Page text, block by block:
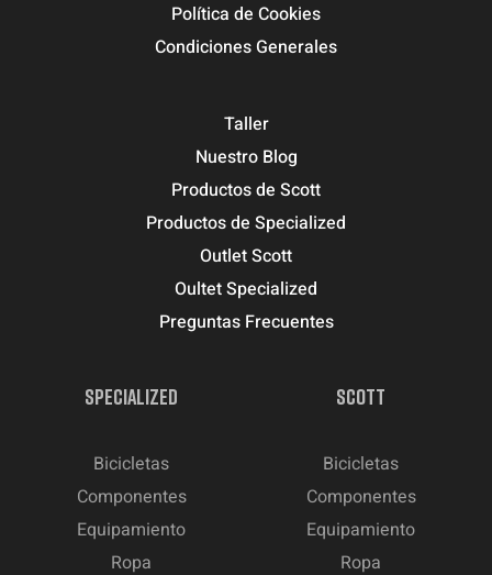
Política de Cookies
Condiciones Generales
Taller
Nuestro Blog
Productos de Scott
Productos de Specialized
Outlet Scott
Oultet Specialized
Preguntas Frecuentes
SPECIALIZED
Bicicletas
Componentes
Equipamiento
Ropa
SCOTT
Bicicletas
Componentes
Equipamiento
Ropa